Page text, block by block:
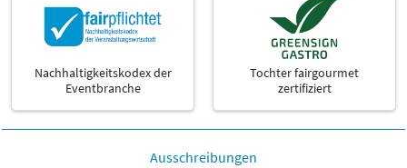
Nachhaltigkeitskodex der
Eventbranche
Tochter fairgourmet
zertifiziert
Ausschreibungen